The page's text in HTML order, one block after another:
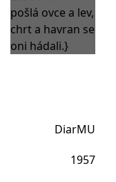
DiarMU
1957